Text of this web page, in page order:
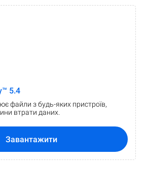
5.4
файли з будь-яких пристроїв,
втрати даних.
Завантажити